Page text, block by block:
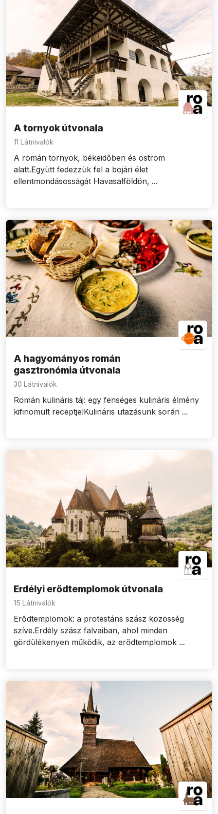
A tornyok útvonala
11 Látnivalók
A román tornyok, békeidőben és ostrom
alatt.Együtt fedezzük fel a bojári élet
ellentmondásosságát Havasalföldön, ...
A hagyományos román
gasztronómia útvonala
30 Látnivalók
Román kulináris táj: egy fenséges kulináris élmény
kifinomult receptje!Kulináris utazásunk során ...
Erdélyi erődtemplomok útvonala
15 Látnivalók
Erődtemplomok: a protestáns szász közösség
szíve.Erdély szász falvaiban, ahol minden
gördülékenyen működik, az erődtemplomok ...